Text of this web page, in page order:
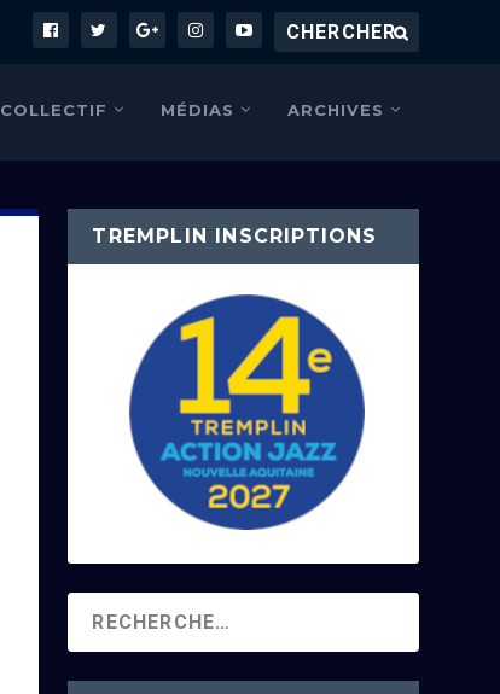
COLLECTIF MÉDIAS ARCHIVES
TREMPLIN INSCRIPTIONS